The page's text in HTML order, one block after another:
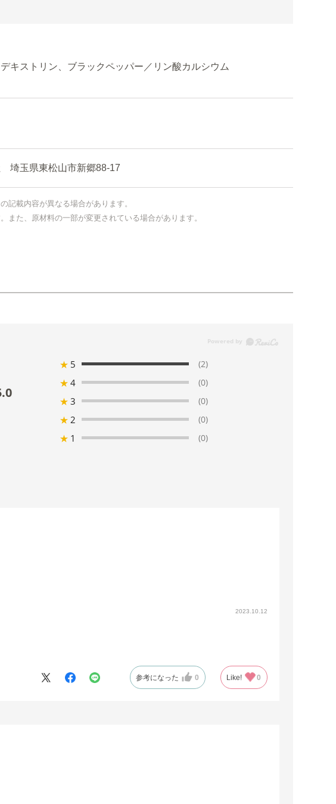
キストリン、ブラックペッパー／リン酸カルシウム
埼玉県東松山市新郷88-17
記載内容が異なる場合があります。
た、原材料の一部が変更されている場合があります。
★ 5 (2)
★ 4 (0)
★ 3 (0)
★ 2 (0)
★ 1 (0)
2023.10.12
参考になった 0 Like! 0